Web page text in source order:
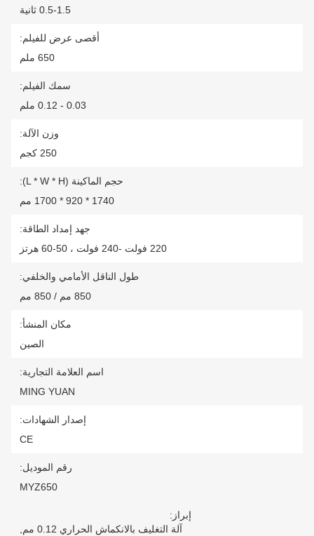
0.5-1.5 ثانية
أقصى عرض للفيلم:
650 ملم
سمك الفيلم:
0.03 - 0.12 ملم
وزن الآلة:
250 كجم
حجم الماكينة (L * W * H):
1740 * 920 * 1700 مم
جهد إمداد الطاقة:
220 فولت -240 فولت ، 50-60 هرتز
طول الناقل الأمامي والخلفي:
850 مم / 850 مم
مكان المنشأ:
الصين
اسم العلامة التجارية:
MING YUAN
إصدار الشهادات:
CE
رقم الموديل:
MYZ650
إبراز:
آلة التغليف بالانكماش الحراري 0.12 مم